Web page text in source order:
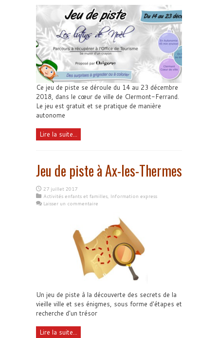
Ce jeu de piste se déroule du 14 au 23 décembre
2018, dans le cœur de ville de Clermont-Ferrand.
Le jeu est gratuit et se pratique de manière
autonome
Lire la suite...
Jeu de piste à Ax-les-Thermes
27 juillet 2017
Activités enfants et familles, Information express
Laisser un commentaire
Un jeu de piste à la découverte des secrets de la
vieille ville et ses énigmes, sous forme d'étapes et
recherche d'un trésor
Lire la suite...